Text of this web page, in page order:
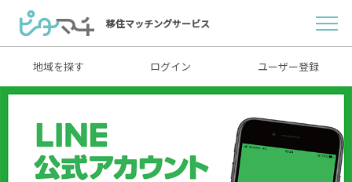
移住マッチングサービス
地域を探す ログイン ユーザー登録